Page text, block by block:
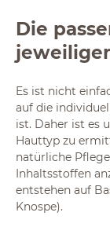
Die
Es ist nicht
auf die
ist. Daher ist es
Hauttyp zu
natürliche
Inhaltsstoffen
entstehen auf
Knospe).